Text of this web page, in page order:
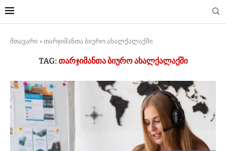
მთავარი » თარჯიმანთა ბიურო ახალქალაქში
TAG: ᲗᲐᲠᲯᲘᲛᲐᲜᲗᲐ ᲑᲘᲣᲠᲝ ᲐᲮᲐᲚᲥᲐᲚᲐᲥᲨᲘ